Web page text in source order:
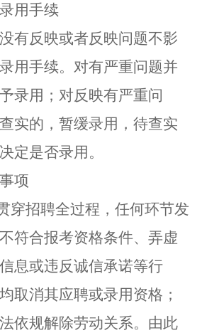
用手续
有反映或者反映问题不影
用手续。对有严重问题并
录用；对反映有严重问
实的，暂缓录用，待查实
定是否录用。
项
穿招聘全过程，任何环节发
符合报考资格条件、弄虚
息或违反诚信承诺等行
取消其应聘或录用资格；
依规解除劳动关系。由此